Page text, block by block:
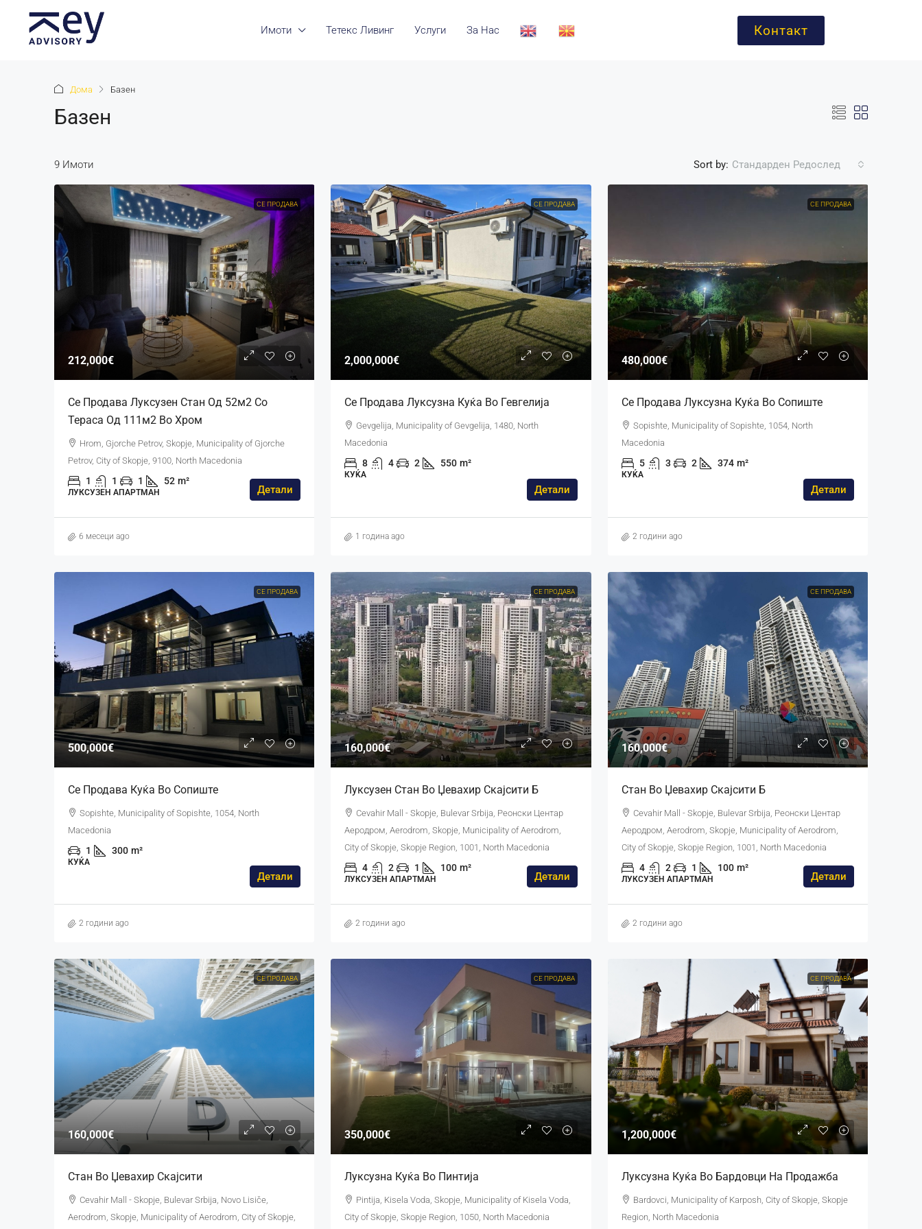
Имоти Тетекс Ливинг Услуги За Нас Контакт
Дома Базен
Базен
9 Имоти Sort by: Стандарден Редослед
СЕ ПРОДАВА
212,000€
Се Продава Луксузен Стан Од 52м2 Со
Тераса Од 111м2 Во Хром
Hrom, Gjorche Petrov, Skopje, Municipality of Gjorche
Petrov, City of Skopje, 9100, North Macedonia
1 1 1 52 m²
ЛУКСУЗЕН АПАРТМАН Детали
6 месеци ago
СЕ ПРОДАВА
2,000,000€
Се Продава Луксузна Куќа Во Гевгелија
Gevgelija, Municipality of Gevgelija, 1480, North
Macedonia
8 4 2 550 m²
КУЌА
Детали
1 година ago
СЕ ПРОДАВА
480,000€
Се Продава Луксузна Куќа Во Сопиште
Sopishte, Municipality of Sopishte, 1054, North
Macedonia
5 3 2 374 m²
КУЌА
Детали
2 години ago
СЕ ПРОДАВА
500,000€
Се Продава Куќа Во Сопиште
Sopishte, Municipality of Sopishte, 1054, North
Macedonia
1 300 m²
КУЌА
Детали
2 години ago
СЕ ПРОДАВА
160,000€
Луксузен Стан Во Џевахир Скајсити Б
Cevahir Mall - Skopje, Bulevar Srbija, Реонски Центар
Аеродром, Aerodrom, Skopje, Municipality of Aerodrom,
City of Skopje, Skopje Region, 1001, North Macedonia
4 2 1 100 m²
ЛУКСУЗЕН АПАРТМАН Детали
2 години ago
СЕ ПРОДАВА
160,000€
Стан Во Џевахир Скајсити Б
Cevahir Mall - Skopje, Bulevar Srbija, Реонски Центар
Аеродром, Aerodrom, Skopje, Municipality of Aerodrom,
City of Skopje, Skopje Region, 1001, North Macedonia
4 2 1 100 m²
ЛУКСУЗЕН АПАРТМАН Детали
2 години ago
СЕ ПРОДАВА
160,000€
Стан Во Џевахир Скајсити
Cevahir Mall - Skopje, Bulevar Srbija, Novo Lisiče,
Aerodrom, Skopje, Municipality of Aerodrom, City of Skopje,
СЕ ПРОДАВА
350,000€
Луксузна Куќа Во Пинтија
Pintija, Kisela Voda, Skopje, Municipality of Kisela Voda,
City of Skopje, Skopje Region, 1050, North Macedonia
СЕ ПРОДАВА
1,200,000€
Луксузна Куќа Во Бардовци На Продажба
Bardovci, Municipality of Karposh, City of Skopje, Skopje
Region, North Macedonia